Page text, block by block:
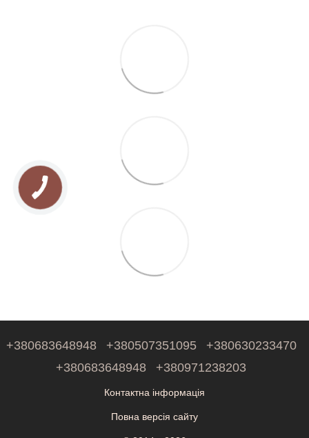
+380683648948 +380507351095
+380630233470
+380683648948
+380971238203
Контактна інформація
Повна версія сайту